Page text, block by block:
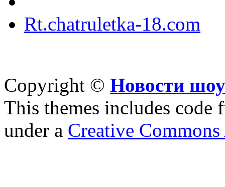
Rt.chatruletka-18.com
Copyright © Новости
This themes includes code
under a Creative